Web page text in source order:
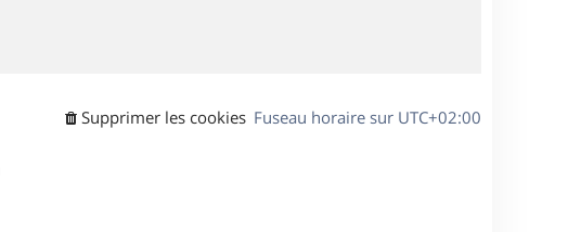
Fuseau horaire sur UTC+02:00
Supprimer les cookies